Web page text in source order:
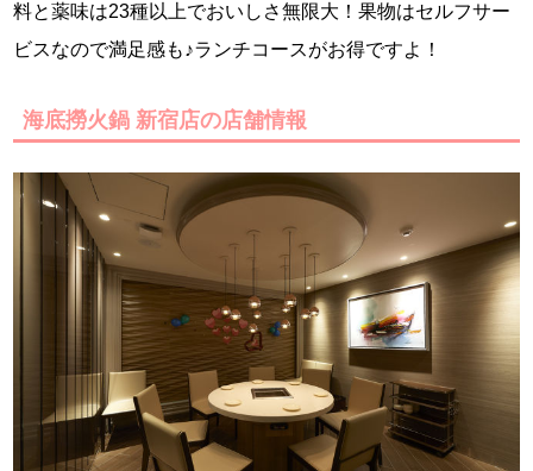
料と薬味は23種以上でおいしさ無限大！果物はセルフサー
ビスなので満足感も♪ランチコースがお得ですよ！
海底撈火鍋 新宿店の店舗情報